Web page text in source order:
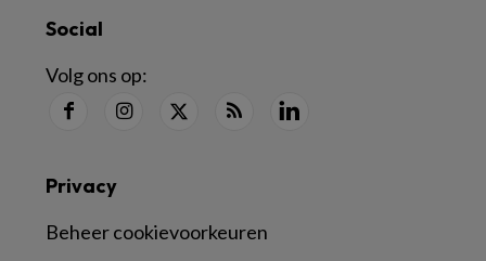
Social
Volg ons op:
Privacy
Beheer cookievoorkeuren